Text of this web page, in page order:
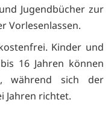
Jugendbücher zur
Vorlesenlassen.
Kinder und
16 Jahren können
während sich der
Jahren richtet.